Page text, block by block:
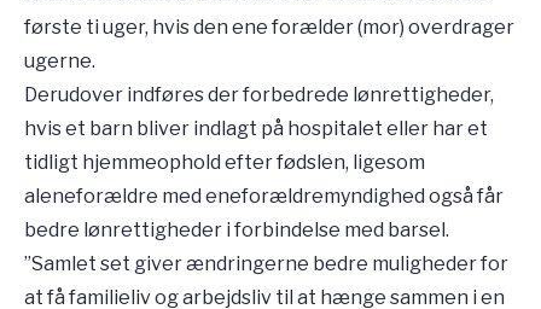
første ti uger, hvis den ene forælder (mor) overdrager
ugerne.
Derudover indføres der forbedrede lønrettigheder,
hvis et barn bliver indlagt på hospitalet eller har et
tidligt hjemmeophold efter fødslen, ligesom
aleneforældre med eneforældremyndighed også får
bedre lønrettigheder i forbindelse med barsel.
”Samlet set giver ændringerne bedre muligheder for
at få familieliv og arbejdsliv til at hænge sammen i en